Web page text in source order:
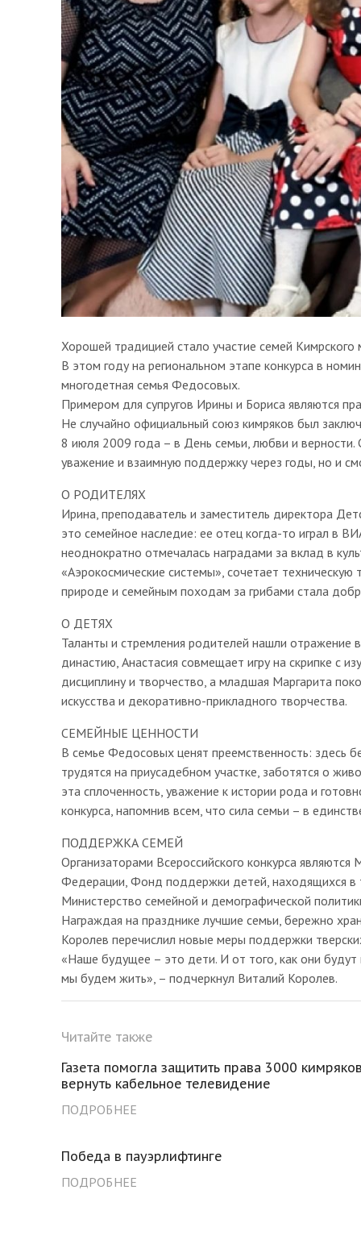
Хорошей традицией стало участие семей Кимрского
В этом году на региональном этапе конкурса в
многодетная семья Федосовых.
Примером для супругов Ирины и Бориса являются
Не случайно официальный союз кимряков был
8 июля 2009 года – в День семьи, любви и
уважение и взаимную поддержку через годы, но и
О РОДИТЕЛЯХ
Ирина, преподаватель и заместитель директора
это семейное наследие: ее отец когда-то играл в
неоднократно отмечалась наградами за вклад в
«Аэрокосмические системы», сочетает
природе и семейным походам за грибами стала
О ДЕТЯХ
Таланты и стремления родителей нашли
династию, Анастасия совмещает игру на скрипке с
дисциплину и творчество, а младшая Маргарита
искусства и декоративно-прикладного творчества.
СЕМЕЙНЫЕ ЦЕННОСТИ
В семье Федосовых ценят преемственность: здесь
трудятся на приусадебном участке, заботятся о
эта сплоченность, уважение к истории рода и
конкурса, напомнив всем, что сила семьи – в
ПОДДЕРЖКА СЕМЕЙ
Организаторами Всероссийского конкурса
Федерации, Фонд поддержки детей, находящихся в
Министерство семейной и демографической
Награждая на празднике лучшие семьи, бережно
Королев перечислил новые меры поддержки
«Наше будущее – это дети. И от того, как они
мы будем жить», – подчеркнул Виталий Королев.
Читайте также
Газета помогла защитить права 3000
вернуть кабельное телевидение
ПОДРОБНЕЕ
Победа в пауэрлифтинге
ПОДРОБНЕЕ